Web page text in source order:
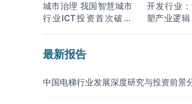
城市治理 我国智慧城市
行业ICT投资首次破万
开发行业
塑产业逻
最新报告
中国电梯行业发展深度研究与投资前景